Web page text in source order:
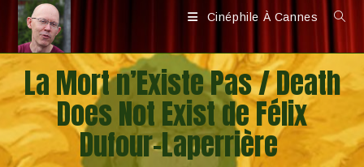
Skip
content
Cinéphile À Cannes
La Mort n’Existe Pas / Death
Does Not Exist de Félix
Dufour-Laperrière